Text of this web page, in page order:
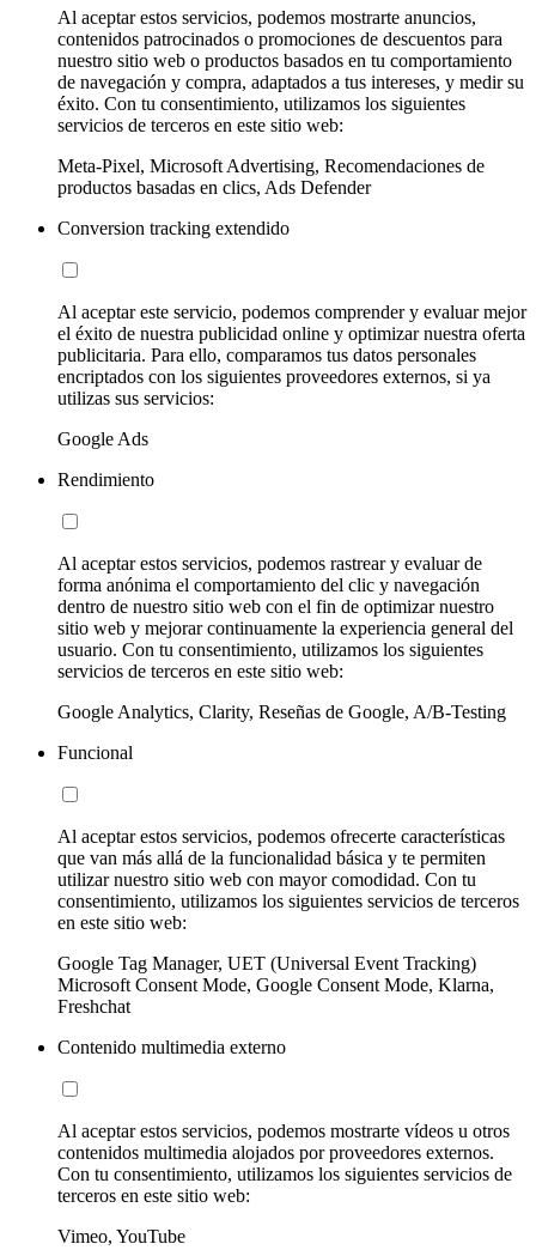
Al aceptar estos servicios, podemos mostrarte anuncios,
contenidos patrocinados o promociones de descuentos para
nuestro sitio web o productos basados en tu comportamiento
de navegación y compra, adaptados a tus intereses, y medir su
éxito. Con tu consentimiento, utilizamos los siguientes
servicios de terceros en este sitio web:
Meta-Pixel, Microsoft Advertising, Recomendaciones de
productos basadas en clics, Ads Defender
Conversion tracking extendido
Al aceptar este servicio, podemos comprender y evaluar mejor
el éxito de nuestra publicidad online y optimizar nuestra oferta
publicitaria. Para ello, comparamos tus datos personales
encriptados con los siguientes proveedores externos, si ya
utilizas sus servicios:
Google Ads
Rendimiento
Al aceptar estos servicios, podemos rastrear y evaluar de
forma anónima el comportamiento del clic y navegación
dentro de nuestro sitio web con el fin de optimizar nuestro
sitio web y mejorar continuamente la experiencia general del
usuario. Con tu consentimiento, utilizamos los siguientes
servicios de terceros en este sitio web:
Google Analytics, Clarity, Reseñas de Google, A/B-Testing
Funcional
Al aceptar estos servicios, podemos ofrecerte características
que van más allá de la funcionalidad básica y te permiten
utilizar nuestro sitio web con mayor comodidad. Con tu
consentimiento, utilizamos los siguientes servicios de terceros
en este sitio web:
Google Tag Manager, UET (Universal Event Tracking)
Microsoft Consent Mode, Google Consent Mode, Klarna,
Freshchat
Contenido multimedia externo
Al aceptar estos servicios, podemos mostrarte vídeos u otros
contenidos multimedia alojados por proveedores externos.
Con tu consentimiento, utilizamos los siguientes servicios de
terceros en este sitio web:
Vimeo, YouTube